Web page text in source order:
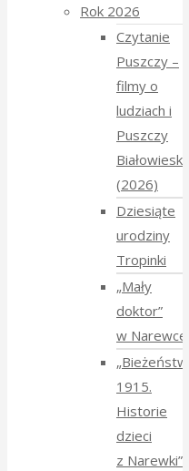
Rok 2026
Czytanie
Puszczy –
filmy o
ludziach i
Puszczy
Białowieskiej
(2026)
Dziesiąte
urodziny
Tropinki
„Mały
doktor”
w Narewce
„Bieżeństwo
1915.
Historie
dzieci
z Narewki”